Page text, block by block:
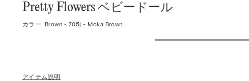
Pretty Flowers ベビードール
カラー: Brown - 705j - Moka Brown
アイテム説明